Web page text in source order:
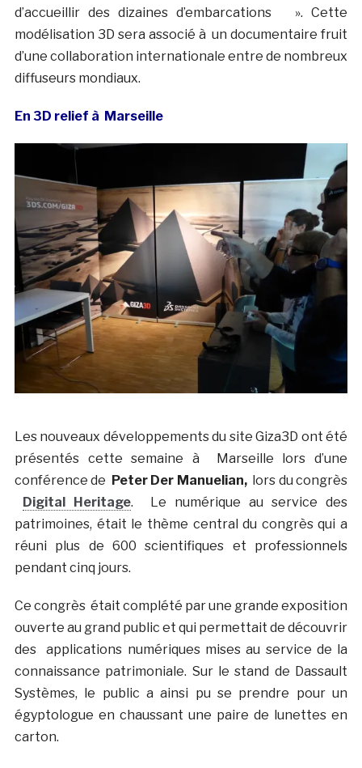
d’accueillir des dizaines d’embarcations ». Cette
modélisation 3D sera associé à un documentaire fruit
d’une collaboration internationale entre de nombreux
diffuseurs mondiaux.
En 3D relief à Marseille
Les nouveaux développements du site Giza3D ont été
présentés cette semaine à Marseille lors d’une
conférence de Peter Der Manuelian, lors du congrès
Digital Heritage. Le numérique au service des
patrimoines, était le thème central du congrès qui a
réuni plus de 600 scientifiques et professionnels
pendant cinq jours.
Ce congrès était complété par une grande exposition
ouverte au grand public et qui permettait de découvrir
des applications numériques mises au service de la
connaissance patrimoniale. Sur le stand de Dassault
Systèmes, le public a ainsi pu se prendre pour un
égyptologue en chaussant une paire de lunettes en
carton.